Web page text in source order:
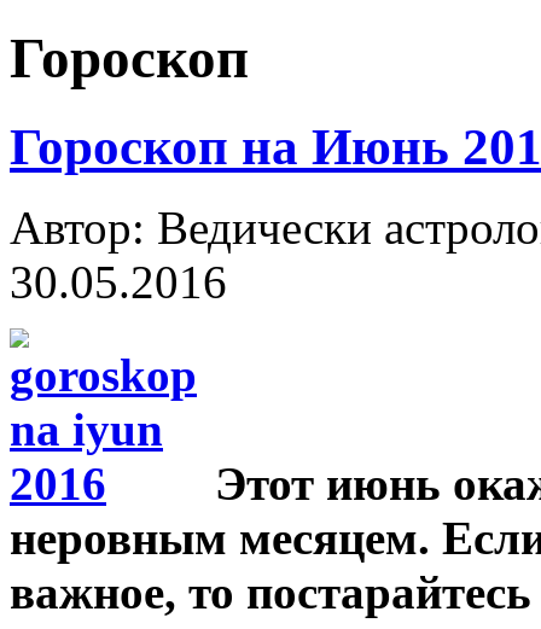
Гороскоп
Гороскоп на Июнь
Автор: Ведически
30.05.2016
Этот июнь
неровным месяцем.
важное, то